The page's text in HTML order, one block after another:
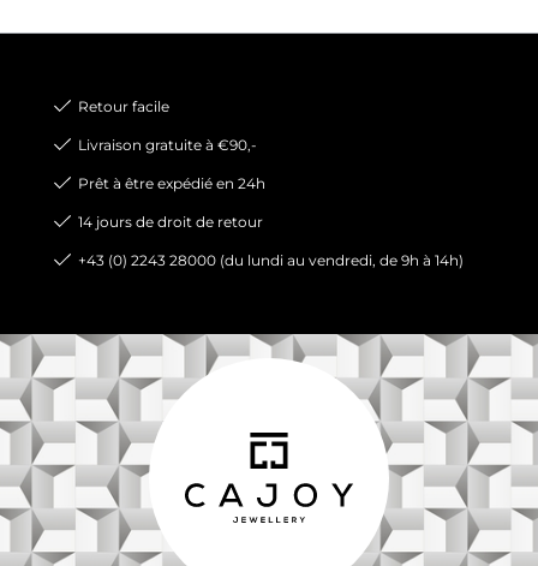
Retour facile
Livraison gratuite à €90,-
Prêt à être expédié en 24h
14 jours de droit de retour
+43 (0) 2243 28000 (du lundi au vendredi, de 9h à 14h)